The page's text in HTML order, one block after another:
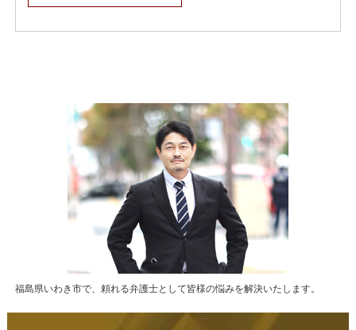
福島県いわき市で、頼れる弁護士として皆様の悩みを解決いたします。